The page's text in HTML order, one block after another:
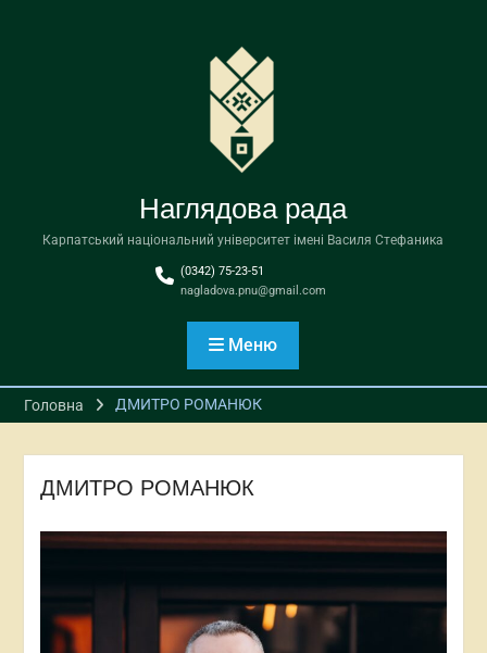
Наглядова рада
Карпатський національний університет імені Василя Стефаника
(0342) 75-23-51
nagladova.pnu@gmail.com
Меню
Головна ДМИТРО РОМАНЮК
ДМИТРО РОМАНЮК